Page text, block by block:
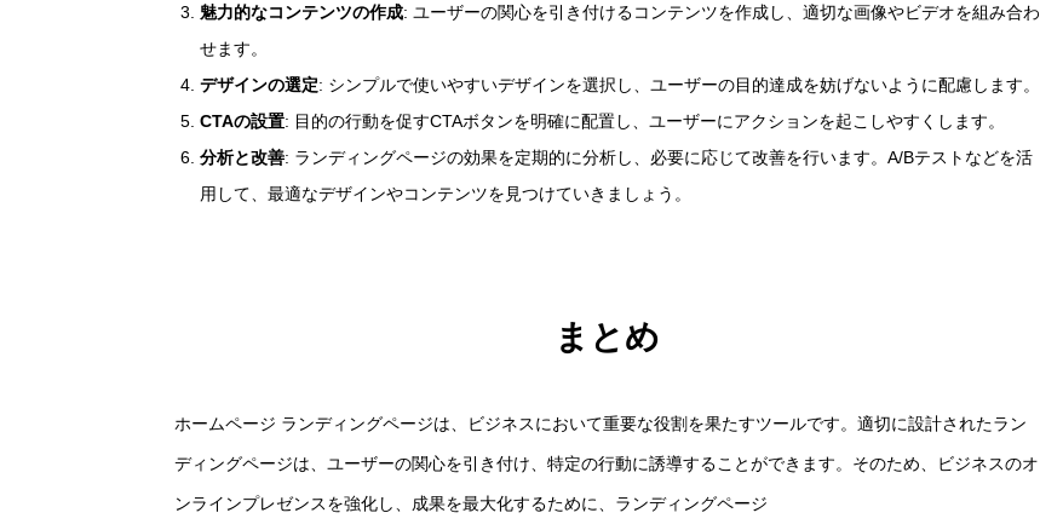
会社概要
魅力的なコンテンツの作成: ユーザーの関心を引き付けるコンテンツを作成し、適切な画像やビデオを組み合わ
せます。
デザインの選定: シンプルで使いやすいデザインを選択し、ユーザーの目的達成を妨げないように配慮します。
CTAの設置: 目的の行動を促すCTAボタンを明確に配置し、ユーザーにアクションを起こしやすくします。
分析と改善: ランディングページの効果を定期的に分析し、必要に応じて改善を行います。A/Bテストなどを活
用して、最適なデザインやコンテンツを見つけていきましょう。
まとめ
ホームページ ランディングページは、ビジネスにおいて重要な役割を果たすツールです。適切に設計されたラン
ディングページは、ユーザーの関心を引き付け、特定の行動に誘導することができます。そのため、ビジネスのオ
ンラインプレゼンスを強化し、成果を最大化するために、ランディングページ